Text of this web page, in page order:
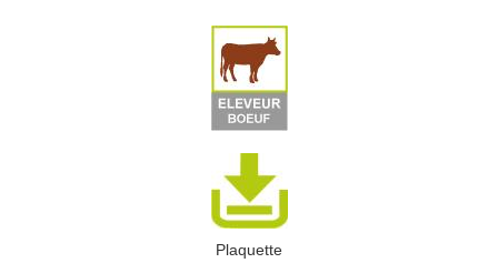
Plaquette